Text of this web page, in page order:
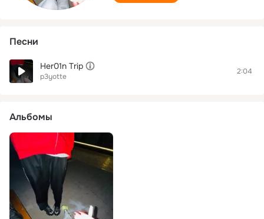
Песни
Her01n Trip
p3yotte
2:04
Альбомы